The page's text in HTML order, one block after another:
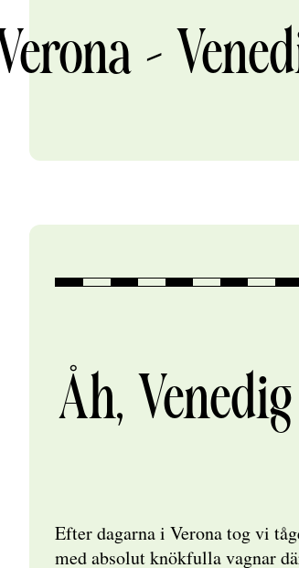
–
Åh,
Efter dagarna i Verona tog vi
med absolut knökfulla vagnar